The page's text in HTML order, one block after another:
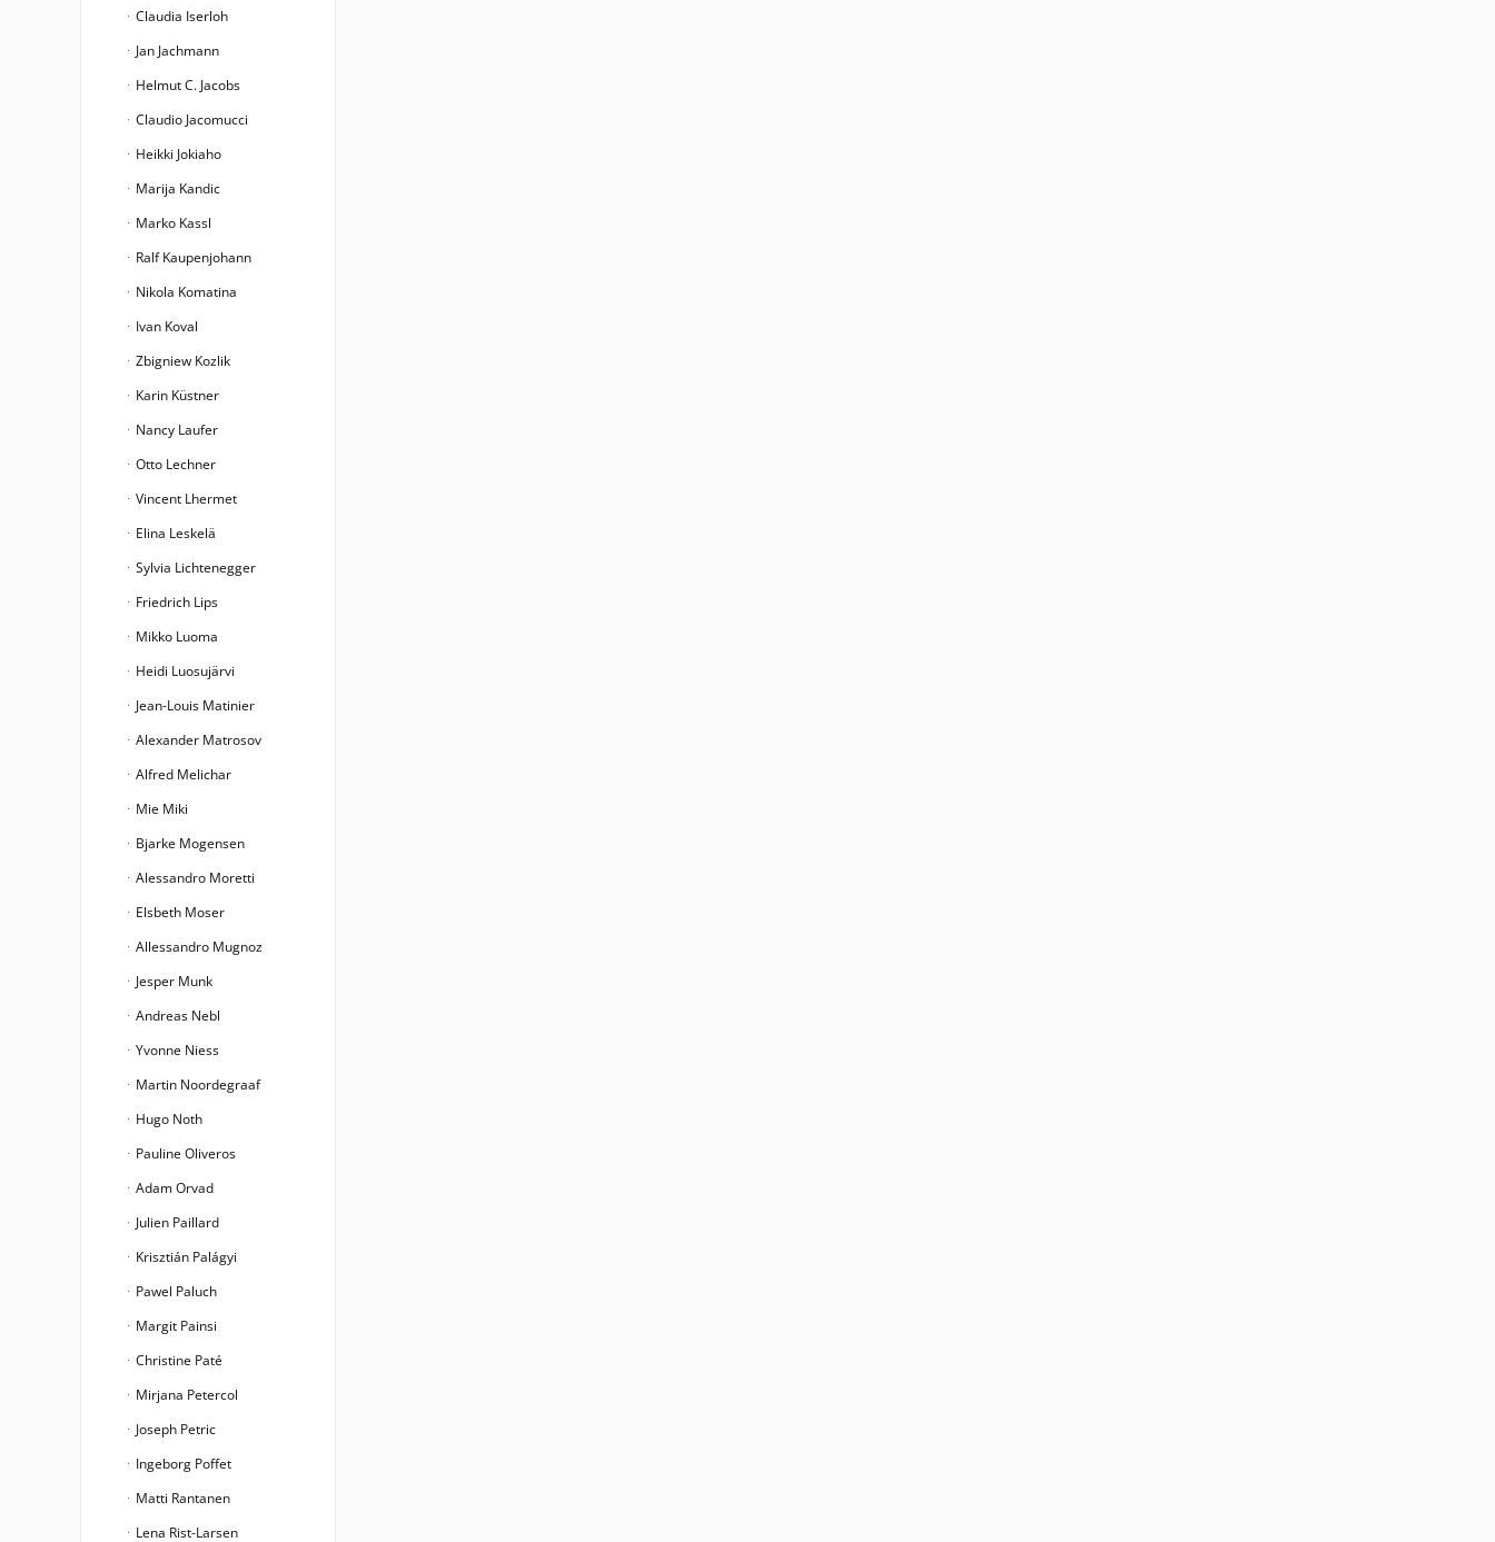
Claudia Iserloh
Jan Jachmann
Helmut C. Jacobs
Claudio Jacomucci
Heikki Jokiaho
Marija Kandic
Marko Kassl
Ralf Kaupenjohann
Nikola Komatina
Ivan Koval
Zbigniew Kozlik
Karin Küstner
Nancy Laufer
Otto Lechner
Vincent Lhermet
Elina Leskelä
Sylvia Lichtenegger
Friedrich Lips
Mikko Luoma
Heidi Luosujärvi
Jean-Louis Matinier
Alexander Matrosov
Alfred Melichar
Mie Miki
Bjarke Mogensen
Alessandro Moretti
Elsbeth Moser
Allessandro Mugnoz
Jesper Munk
Andreas Nebl
Yvonne Niess
Martin Noordegraaf
Hugo Noth
Pauline Oliveros
Adam Orvad
Julien Paillard
Krisztián Palágyi
Pawel Paluch
Margit Painsi
Christine Paté
Mirjana Petercol
Joseph Petric
Ingeborg Poffet
Matti Rantanen
Lena Rist-Larsen